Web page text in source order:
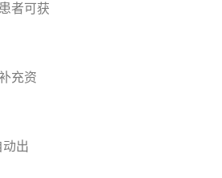
者可获
充资
出